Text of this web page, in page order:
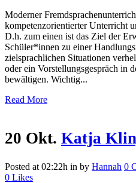
Moderner
kompetenzorientierter Unterricht
D.h. zum einen ist das Ziel der
Schüler*innen zu einer
zielsprachlichen Situationen
oder ein Vorstellungsgespräch in
bewältigen. Wichtig...
Read More
20 Okt. Katja
Posted at 02:22h in by Hannah 0
0 Likes